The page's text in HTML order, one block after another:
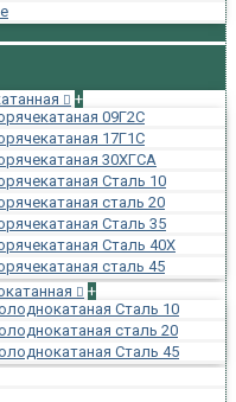
+
09Г2С
17Г1С
30ХГСА
Сталь 10
сталь 20
Сталь 35
Сталь 40Х
сталь 45
+
Сталь 10
сталь 20
Сталь 45